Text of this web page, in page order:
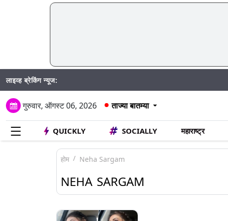
लाइव्ह ब्रेकिंग न्यूज:
गुरुवार, ऑगस्ट 06, 2026 ताज्या बातम्या
QUICKLY SOCIALLY महाराष्ट्र
होम Neha Sargam
NEHA SARGAM